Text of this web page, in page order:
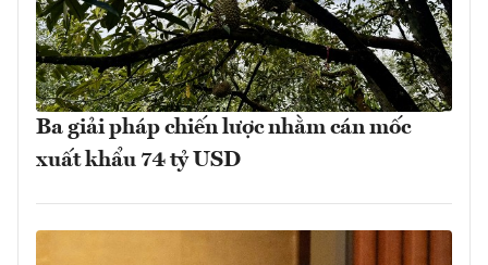
Ba giải pháp chiến lược nhằm cán mốc
xuất khẩu 74 tỷ USD